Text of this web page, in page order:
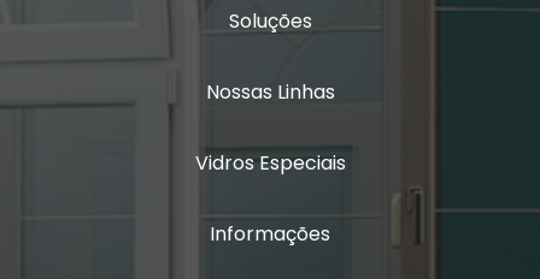
Janela de correr 2 folhas alumínio
Janela fixa vidro duplo
Soluções
Nossas Linhas
Vidros Especiais
Informações